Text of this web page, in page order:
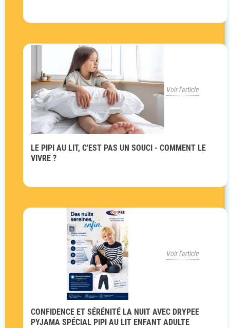
LE PIPI AU LIT, C'EST PAS UN SOUCI - COMMENT LE
VIVRE ?
Voir l'article
CONFIDENCE ET SÉRÉNITÉ LA NUIT AVEC DRYPEE
PYJAMA SPÉCIAL PIPI AU LIT ENFANT ADULTE
Voir l'article